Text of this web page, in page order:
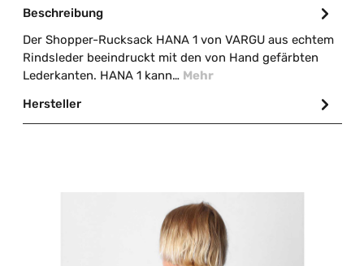
Beschreibung
Der Shopper-Rucksack HANA 1 von VARGU aus echtem
Rindsleder beeindruckt mit den von Hand gefärbten
Lederkanten. HANA 1 kann… Mehr
Hersteller